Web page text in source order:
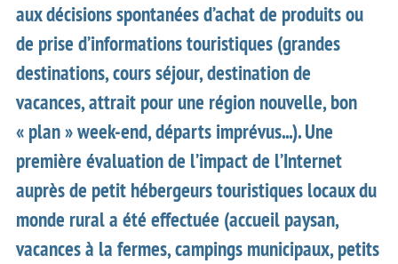
aux décisions spontanées d’achat de produits ou
de prise d’informations touristiques (grandes
destinations, cours séjour, destination de
vacances, attrait pour une région nouvelle, bon
« plan » week-end, départs imprévus...). Une
première évaluation de l’impact de l’Internet
auprès de petit hébergeurs touristiques locaux du
monde rural a été effectuée (accueil paysan,
vacances à la fermes, campings municipaux, petits